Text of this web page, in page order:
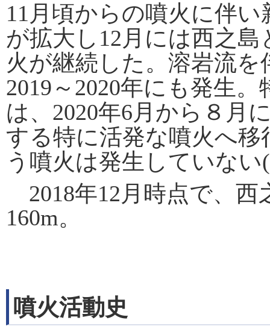
11月頃からの噴火に伴
が拡大し12月には西之
火が継続した。溶岩流を
2019～2020年にも発生
は、2020年6月から８月
する特に活発な噴火へ
う噴火は発生していない
2018年12月時点で、西
160m。
噴火活動史